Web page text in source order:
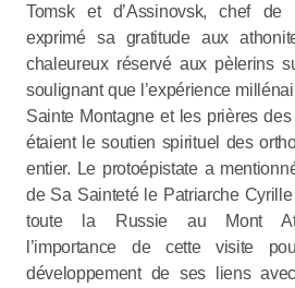
Tomsk et d’Assinovsk, chef
exprimé sa gratitude aux
chaleureux réservé aux pèlerins
soulignant que l’expérience
Sainte Montagne et les prières
étaient le soutien spirituel des
entier. Le protoépistate a
de Sa Sainteté le Patriarche
toute la Russie au Mont
l’importance de cette visite
développement de ses liens